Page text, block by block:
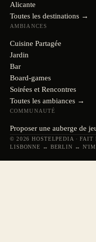
Alicante
Toutes les destinations →
AMBIANCES
Cuisine Partagée
Jardin
Bar
Board-games
Soirées et Rencontres
Toutes les ambiances →
COMMUNAUTÉ
Proposer une auberge de
© 2026 HOSTELPEDIA · FAIT
LISBONNE ↔ BERLIN ↔